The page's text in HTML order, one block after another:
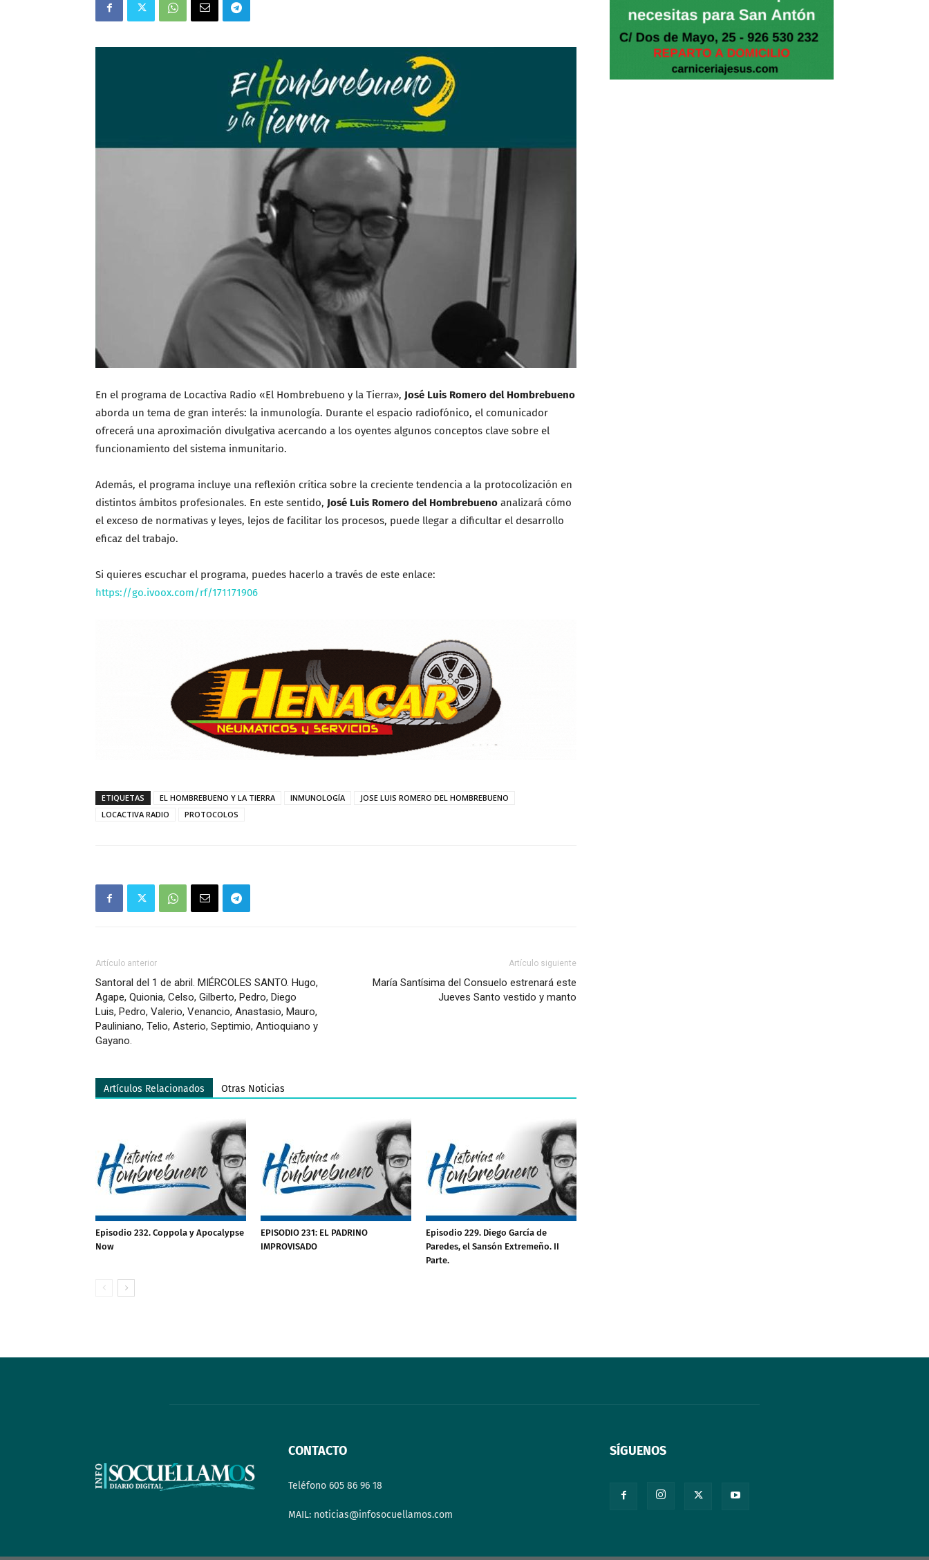
En el programa de Locactiva Radio «El Hombrebueno y la Tierra», José Luis Romero del Hombrebueno
aborda un tema de gran interés: la inmunología. Durante el espacio radiofónico, el comunicador
ofrecerá una aproximación divulgativa acercando a los oyentes algunos conceptos clave sobre el
funcionamiento del sistema inmunitario.
Además, el programa incluye una reflexión crítica sobre la creciente tendencia a la protocolización en
distintos ámbitos profesionales. En este sentido, José Luis Romero del Hombrebueno analizará cómo
el exceso de normativas y leyes, lejos de facilitar los procesos, puede llegar a dificultar el desarrollo
eficaz del trabajo.
Si quieres escuchar el programa, puedes hacerlo a través de este enlace:
https://go.ivoox.com/rf/171171906
ETIQUETAS EL HOMBREBUENO Y LA TIERRA INMUNOLOGÍA
JOSE LUIS ROMERO DEL HOMBREBUENO
LOCACTIVA RADIO
PROTOCOLOS
Artículo anterior
Santoral del 1 de abril. MIÉRCOLES SANTO. Hugo,
Agape, Quionia, Celso, Gilberto, Pedro, Diego
Luis, Pedro, Valerio, Venancio, Anastasio, Mauro,
Pauliniano, Telio, Asterio, Septimio, Antioquiano y
Gayano.
Artículo siguiente
María Santísima del Consuelo estrenará este
Jueves Santo vestido y manto
Artículos Relacionados Otras Noticias
Episodio 232. Coppola y Apocalypse
Now
EPISODIO 231: EL PADRINO
IMPROVISADO
Episodio 229. Diego García de
Paredes, el Sansón Extremeño. II
Parte.
CONTACTO
Teléfono 605 86 96 18
MAIL: noticias@infosocuellamos.com
SÍGUENOS